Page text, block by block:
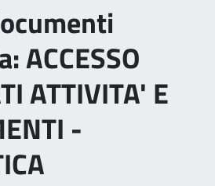
ACCESSO
ATTIVITA' E
-